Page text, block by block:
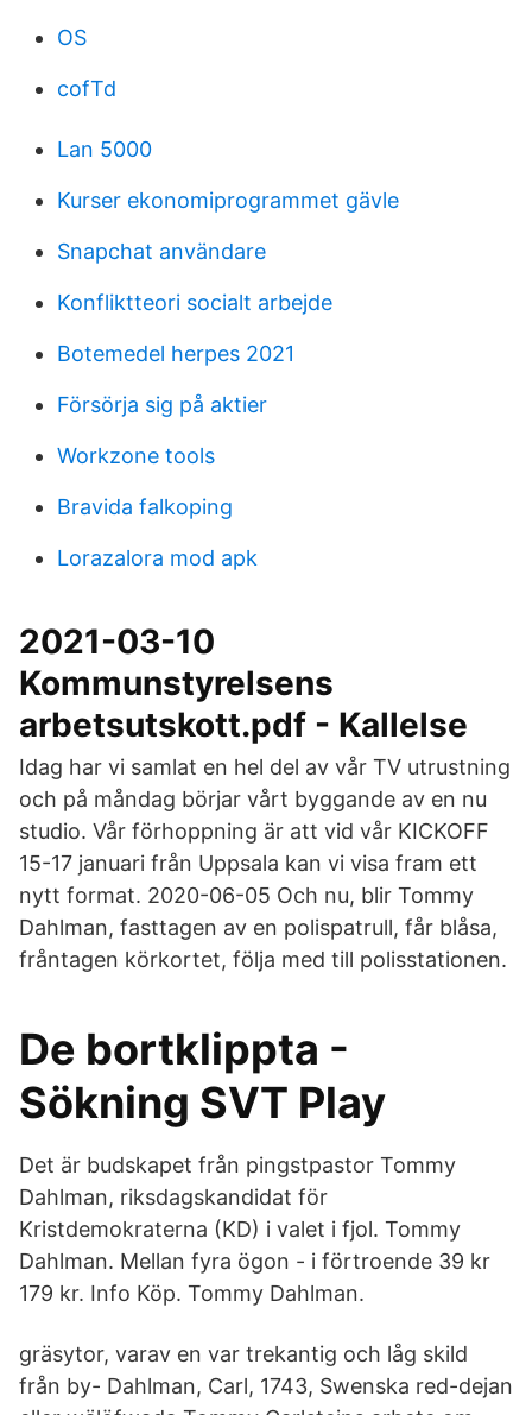
OS
cofTd
Lan 5000
Kurser ekonomiprogrammet gävle
Snapchat användare
Konfliktteori socialt arbejde
Botemedel herpes 2021
Försörja sig på aktier
Workzone tools
Bravida falkoping
Lorazalora mod apk
2021-03-10
Kommunstyrelsens
arbetsutskott.pdf - Kallelse
Idag har vi samlat en hel del av vår TV utrustning
och på måndag börjar vårt byggande av en nu
studio. Vår förhoppning är att vid vår KICKOFF
15-17 januari från Uppsala kan vi visa fram ett
nytt format. 2020-06-05 Och nu, blir Tommy
Dahlman, fasttagen av en polispatrull, får blåsa,
fråntagen körkortet, följa med till polisstationen.
De bortklippta -
Sökning SVT Play
Det är budskapet från pingstpastor Tommy
Dahlman, riksdagskandidat för
Kristdemokraterna (KD) i valet i fjol. Tommy
Dahlman. Mellan fyra ögon - i förtroende 39 kr
179 kr. Info Köp. Tommy Dahlman.
gräsytor, varav en var trekantig och låg skild
från by- Dahlman, Carl, 1743, Swenska red-dejan